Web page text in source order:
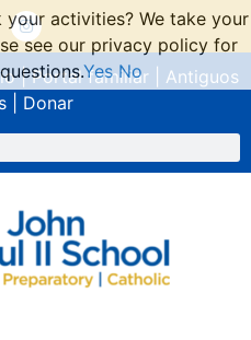
|Portal familiar
Antiguos
Donar
activities? We take your
see our privacy policy for
Yes No